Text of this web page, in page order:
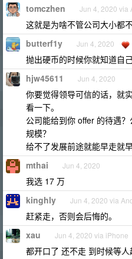
tomczhen Jun 4, 2020 via
这就是为啥不管公司大小都
butterf1y Jun 4, 2020
抛出硬币的时候你就知道自
hjw45611 Jun 4, 2020
你要觉得领导可信的话，就
看一下。
公司能给到你 offer 的待遇
规模？
给不了发展前途就能早走就早
mthai Jun 4, 2020
我选 17 万
kinghly Jun 4, 2020 via
赶紧走，否则会后悔的。
xau Jun 4, 2020 via iPhone
都开口了 还不走 到时候等人